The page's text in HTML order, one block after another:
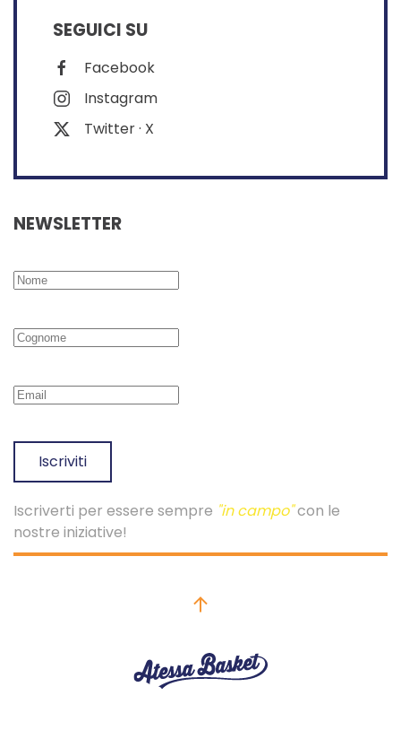
SEGUICI SU
Facebook
Instagram
Twitter · X
NEWSLETTER
Iscriviti
Iscriverti per essere sempre "in campo"con le
nostre iniziative!